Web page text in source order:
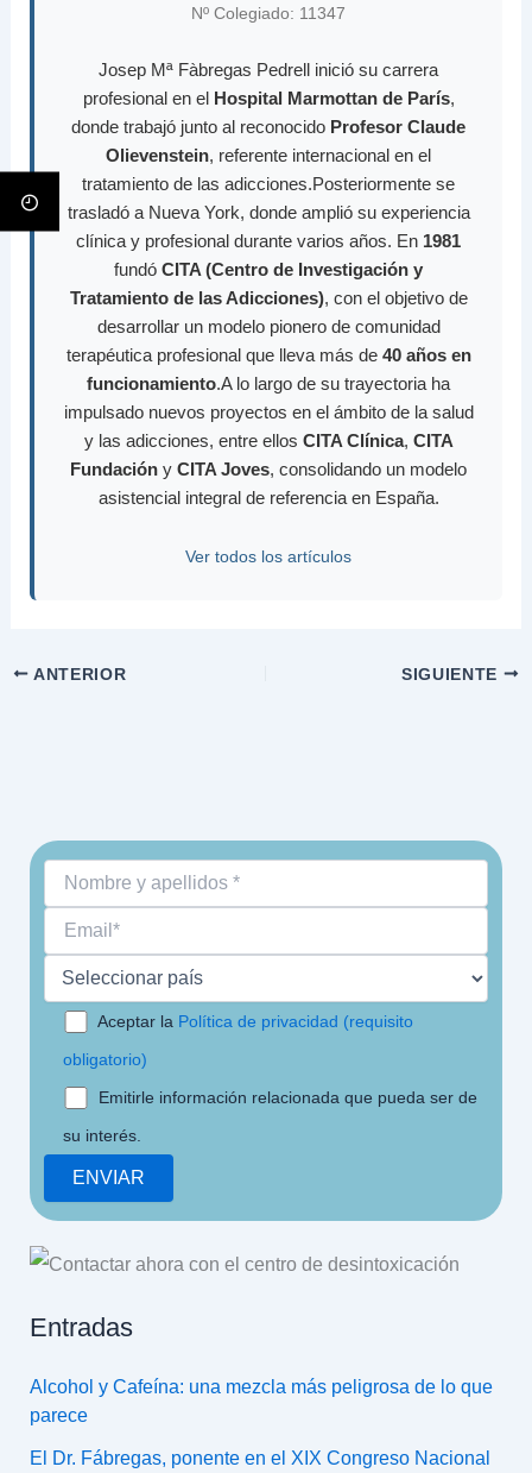
Nº Colegiado: 11347
Josep Mª Fàbregas Pedrell inició su carrera
profesional en el Hospital Marmottan de París,
donde trabajó junto al reconocido Profesor Claude
Olievenstein, referente internacional en el
tratamiento de las adicciones.Posteriormente se
trasladó a Nueva York, donde amplió su experiencia
clínica y profesional durante varios años. En 1981
fundó CITA (Centro de Investigación y
Tratamiento de las Adicciones), con el objetivo de
desarrollar un modelo pionero de comunidad
terapéutica profesional que lleva más de 40 años en
funcionamiento.A lo largo de su trayectoria ha
impulsado nuevos proyectos en el ámbito de la salud
y las adicciones, entre ellos CITA Clínica, CITA
Fundación y CITA Joves, consolidando un modelo
asistencial integral de referencia en España.
Ver todos los artículos
ANTERIOR SIGUIENTE
Aceptar la Política de privacidad (requisito
obligatorio)
Emitirle información relacionada que pueda ser de
su interés.
Entradas
Alcohol y Cafeína: una mezcla más peligrosa de lo que
parece
El Dr. Fábregas, ponente en el XIX Congreso Nacional